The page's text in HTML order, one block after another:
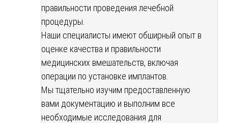
правильности проведения лечебной
процедуры.
Наши специалисты имеют обширный опыт в
оценке качества и правильности
медицинских вмешательств, включая
операции по установке имплантов.
Мы тщательно изучим предоставленную
вами документацию и выполним все
необходимые исследования для